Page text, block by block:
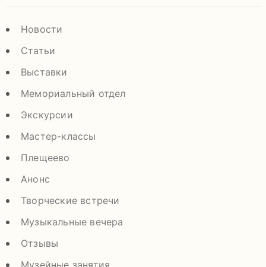
Новости
Статьи
Выставки
Мемориальный отдел
Экскурсии
Мастер-классы
Плещеево
Анонс
Творческие встречи
Музыкальные вечера
Отзывы